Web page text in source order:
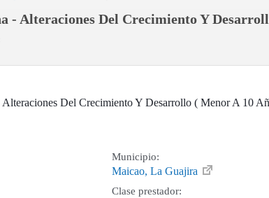
- Alteraciones Del Crecimiento Y
Alteraciones Del Crecimiento Y Desarrollo ( Menor A 10
Municipio:
Maicao, La Guajira
Clase prestador: